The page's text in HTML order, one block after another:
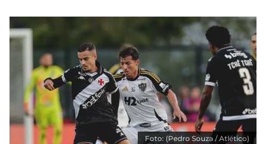
Foto: (Pedro Souza / Atlético)